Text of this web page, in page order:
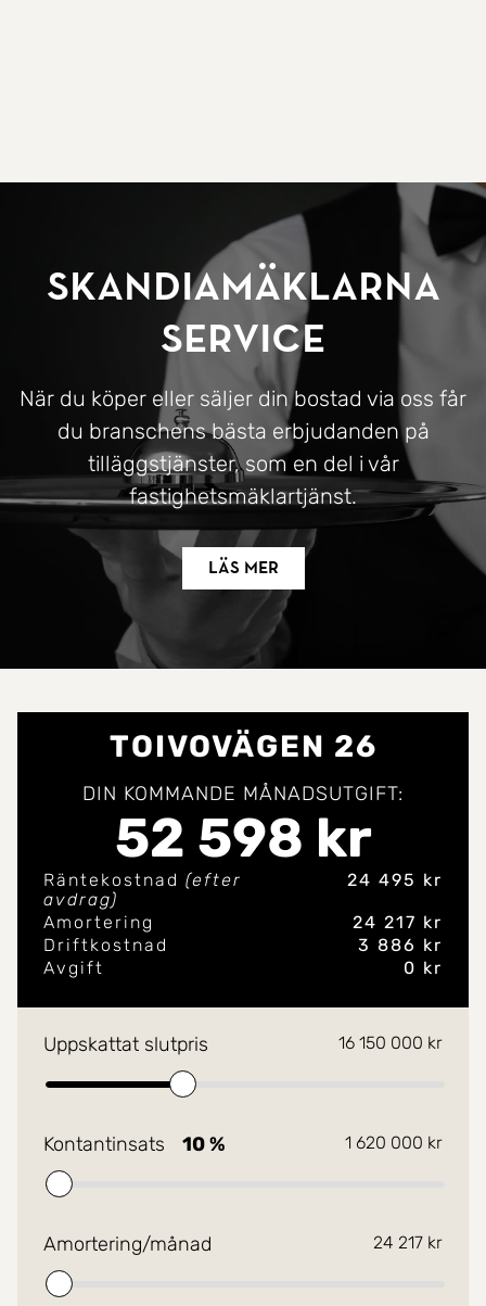
SkandiaMäklarna
Service
När du köper eller säljer din bostad via oss får
du branschens bästa erbjudanden på
tilläggstjänster, som en del i vår
fastighetsmäklartjänst.
Läs mer